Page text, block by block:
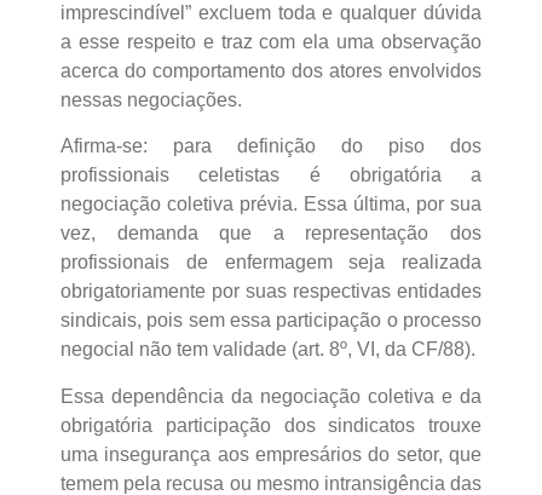
imprescindível” excluem toda e qualquer dúvida
a esse respeito e traz com ela uma observação
acerca do comportamento dos atores envolvidos
nessas negociações.
Afirma-se: para definição do piso dos
profissionais celetistas é obrigatória a
negociação coletiva prévia. Essa última, por sua
vez, demanda que a representação dos
profissionais de enfermagem seja realizada
obrigatoriamente por suas respectivas entidades
sindicais, pois sem essa participação o processo
negocial não tem validade (art. 8º, VI, da CF/88).
Essa dependência da negociação coletiva e da
obrigatória participação dos sindicatos trouxe
uma insegurança aos empresários do setor, que
temem pela recusa ou mesmo intransigência das